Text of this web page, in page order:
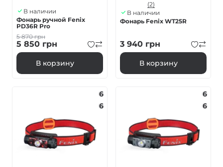
В наличии
Фонарь ручной Fenix
PD36R Pro
5 870грн
5 850 грн
В корзину
(2)
В наличии
Фонарь Fenix WT25R
3 940 грн
В корзину
6
6
6
6